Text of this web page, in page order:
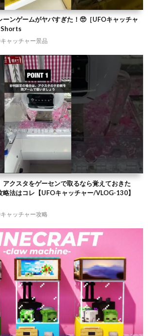
ーンゲームがヤバすぎた！🥺［UFOキャッチャ
ャッチャー景品
アクスタをゲーセンで取るなら覚えておきた
法はコレ【UFOキャッチャー/VLOG-130】
ャッチャー攻略